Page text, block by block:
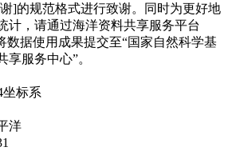
]的规范格式进行致谢。同时为更好地
计，请通过海洋资料共享服务平台
数据使用成果提交至“国家自然科学基
服务中心”。
坐标系
洋